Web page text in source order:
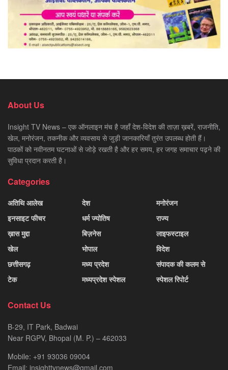
About Us
Insight TV News – एक ऑनलाइन मंच है जहाँ देश-विदेश की ताज़ा ख़बरें, राजनीति,
खेल, मनोरंजन, तकनीक और व्यवसाय से जुड़ी जानकारियाँ तुरंत उपलब्ध होती हैं।
पाठकों को नवीनतम घटनाओं से जोड़े रखती है और हर समय, हर जगह समाचार पढ़ने की
सुविधा प्रदान करती है।
Categories
अतिथि आलेख
इनसाइट फीचर
ख़ास मुद्दा
खेल
छत्तीसगढ़
टेक
देश
धर्म ज्योतिष
बिज़नेस
भोपाल
मध्य प्रदेश
मध्यप्रदेश स्पेशल
मनोरंजन
राज्य
लाइफस्टाइल
विदेश
संपादक की कलम से
स्पेशल रिपोर्ट
Contact Us
B-29, IT Park, Badwai
Near RGPV, Bhopal (M. P.) – 462033
Mobile: +91 93036 09004
Email: insighttvnews@gmail.com